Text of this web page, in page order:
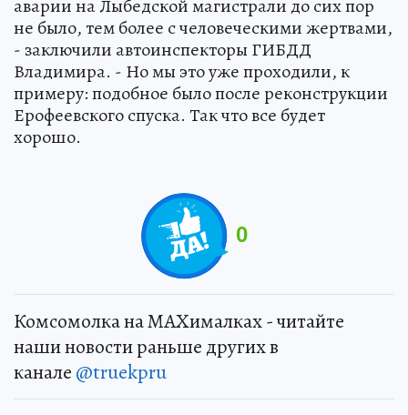
аварии на Лыбедской магистрали до сих пор
не было, тем более с человеческими жертвами,
- заключили автоинспекторы ГИБДД
Владимира. - Но мы это уже проходили, к
примеру: подобное было после реконструкции
Ерофеевского спуска. Так что все будет
хорошо.
0
Комсомолка на MAXималках - читайте
наши новости раньше других в
канале @truekpru